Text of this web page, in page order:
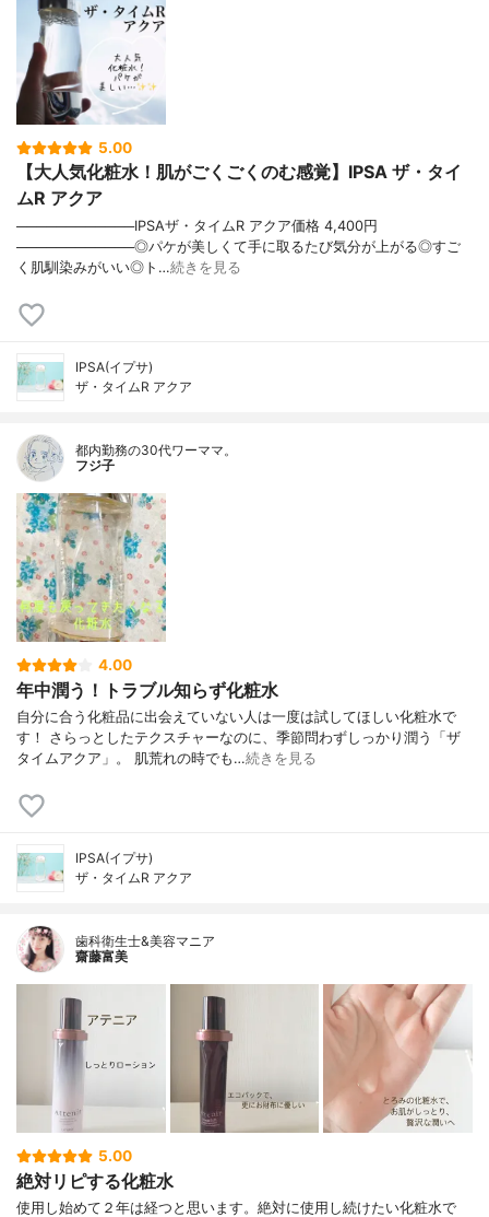
5.00
【大人気化粧水！肌がごくごくのむ感覚】IPSA ザ・タイ
ムR アクア
────────────IPSAザ・タイムR アクア価格 4,400円
────────────◎パケが美しくて手に取るたび気分が上がる◎すご
く肌馴染みがいい◎ト…続きを見る
IPSA(イプサ)
ザ・タイムR アクア
都内勤務の30代ワーママ。
フジ子
4.00
年中潤う！トラブル知らず化粧水
自分に合う化粧品に出会えていない人は一度は試してほしい化粧水で
す！ さらっとしたテクスチャーなのに、季節問わずしっかり潤う「ザ
タイムアクア」。 肌荒れの時でも…続きを見る
IPSA(イプサ)
ザ・タイムR アクア
歯科衛生士&美容マニア
齋藤富美
5.00
絶対リピする化粧水
使用し始めて２年は経つと思います。絶対に使用し続けたい化粧水で